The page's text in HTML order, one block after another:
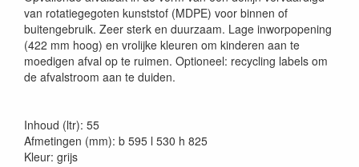
van rotatiegegoten kunststof (MDPE) voor binnen of
buitengebruik. Zeer sterk en duurzaam. Lage inworpopening
(422 mm hoog) en vrolijke kleuren om kinderen aan te
moedigen afval op te ruimen. Optioneel: recycling labels om
de afvalstroom aan te duiden.
Inhoud (ltr): 55
Afmetingen (mm): b 595 l 530 h 825
Kleur: grijs